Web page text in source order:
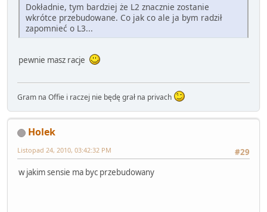
Dokładnie, tym bardziej że L2 znacznie zostanie
wkrótce przebudowane. Co jak co ale ja bym radził
zapomnieć o L3...
pewnie masz racje
Gram na Offie i raczej nie będę grał na privach
Holek
#29
Listopad 24, 2010, 03:42:32 PM
w jakim sensie ma byc przebudowany